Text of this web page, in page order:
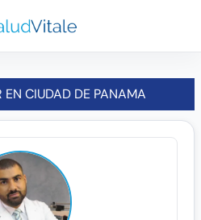
EN CIUDAD DE PANAMA